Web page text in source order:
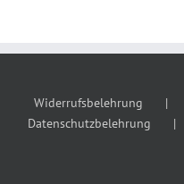
Widerrufsbelehrung
Datenschutzbelehrung